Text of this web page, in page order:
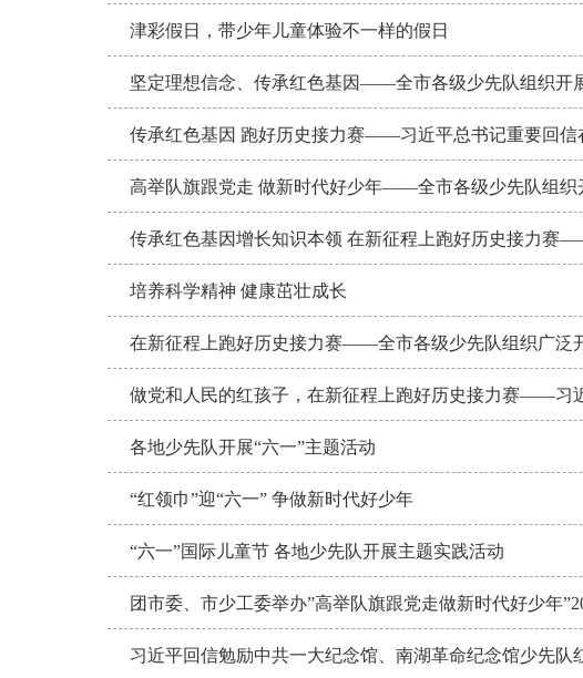
津彩假日，带少年儿童体验不一样的假日
坚定理想信念、传承红色基因——全市各级少先队组织开
传承红色基因 跑好历史接力赛——习近平总书记重要回信
高举队旗跟党走 做新时代好少年——全市各级少先队组织
传承红色基因增长知识本领 在新征程上跑好历史接力赛
培养科学精神 健康茁壮成长
在新征程上跑好历史接力赛——全市各级少先队组织广泛
做党和人民的红孩子，在新征程上跑好历史接力赛——习
各地少先队开展“六一”主题活动
“红领巾”迎“六一” 争做新时代好少年
“六一”国际儿童节 各地少先队开展主题实践活动
团市委、市少工委举办”高举队旗跟党走做新时代好少年
习近平回信勉励中共一大纪念馆、南湖革命纪念馆少先队